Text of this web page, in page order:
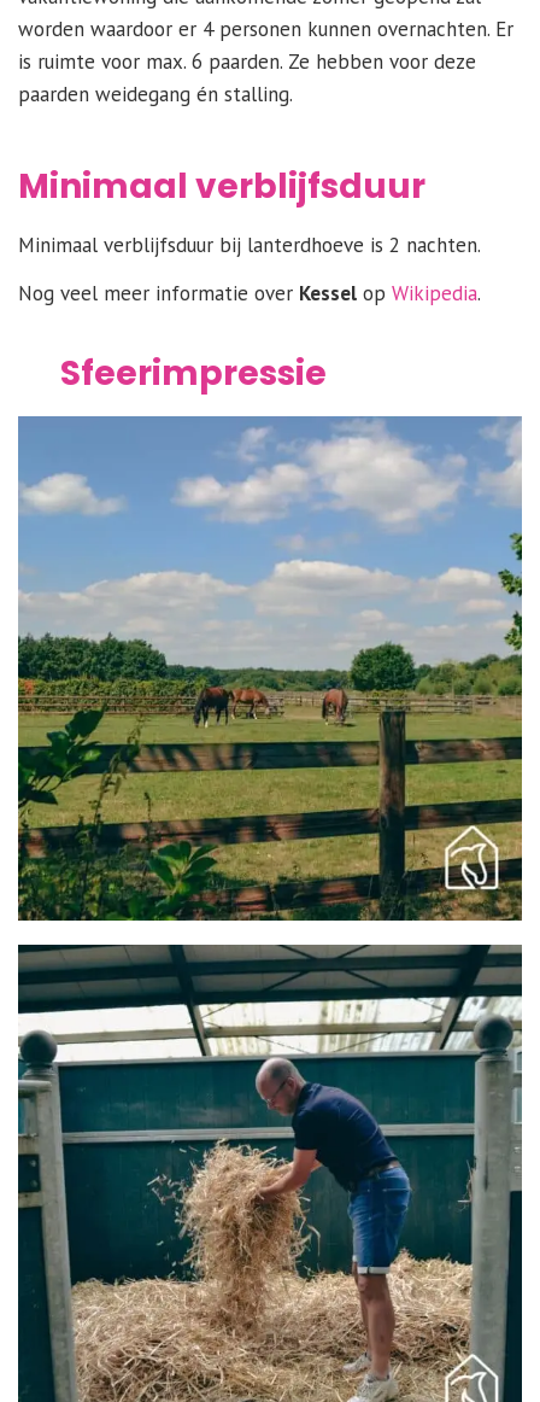
worden waardoor er 4 personen kunnen overnachten. Er
is ruimte voor max. 6 paarden. Ze hebben voor deze
paarden weidegang én stalling.
Minimaal verblijfsduur
Minimaal verblijfsduur bij lanterdhoeve is 2 nachten.
Nog veel meer informatie over Kessel op Wikipedia.
Sfeerimpressie